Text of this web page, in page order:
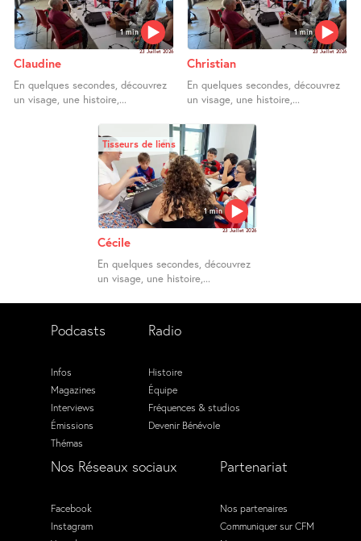
1 min
23 Juillet 2026
Claudine
En quelques secondes, découvrez
un visage, une histoire,...
1 min
23 Juillet 2026
Christian
En quelques secondes, découvrez
un visage, une histoire,...
1 min
Tisseurs de liens
23 Juillet 2026
Cécile
En quelques secondes, découvrez
un visage, une histoire,...
Podcasts
Infos
Magazines
Interviews
Émissions
Thémas
Radio
Histoire
Équipe
Fréquences & studios
Devenir Bénévole
Nos Réseaux sociaux
Facebook
Instagram
Partenariat
Nos partenaires
Communiquer sur CFM